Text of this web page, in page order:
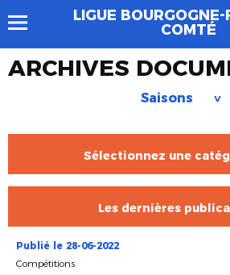
LIGUE
COMTÉ
ARCHIVES
Saisons >
Sélectionnez une
Les dernières
Publié le 28-06-2022
Compétitions